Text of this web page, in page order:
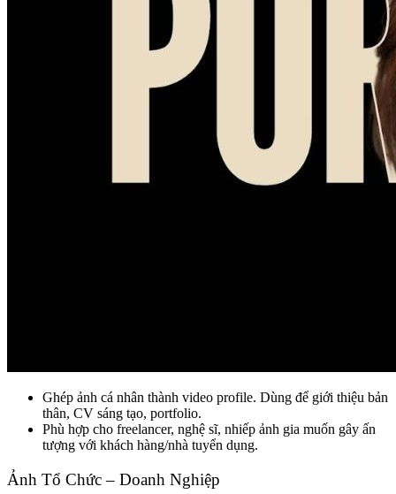
Ghép ảnh cá nhân thành video profile. Dùng để giới thiệu bản
thân, CV sáng tạo, portfolio.
Phù hợp cho freelancer, nghệ sĩ, nhiếp ảnh gia muốn gây ấn
tượng với khách hàng/nhà tuyển dụng.
Ảnh Tổ Chức – Doanh Nghiệp